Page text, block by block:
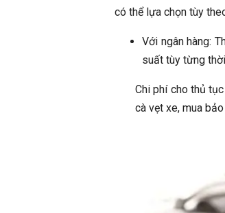
có thể lựa chọn tùy
Với ngân hàng:
suất tùy từng
Chi phí cho thủ
cà vẹt xe, mua